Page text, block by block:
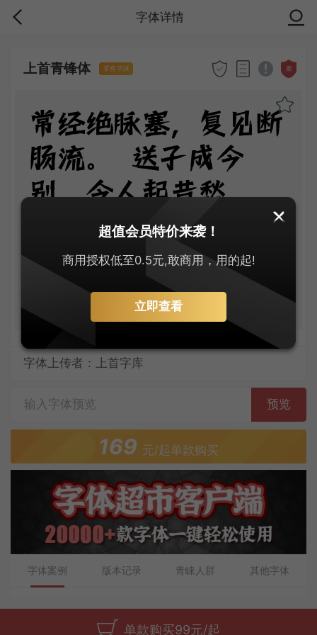
字体详情
上首青锋体 零售字体 商
常经绝脉塞，复见断
肠流。 送子成今
别，令人起昔愁。
陇云晴半雨，边草夏
先秋。 万里长城
寄，无贻汉国忧。
字体上传者：上首字库
预览
169 元/起单款购买
字体案例 版本记录 青睐人群 其他字体
单款购买99元/起
超值会员特价来袭！
商用授权低至0.5元,敢商用，用的起!
立即查看